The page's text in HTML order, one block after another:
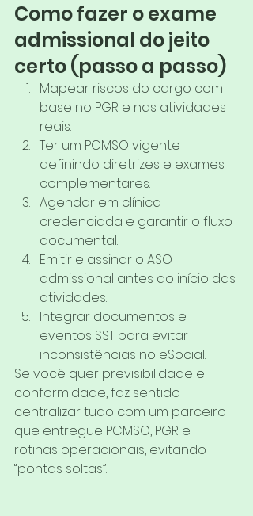
Como fazer o exame
admissional do jeito
certo (passo a passo)
Mapear riscos do cargo com
base no PGR e nas atividades
reais.
Ter um PCMSO vigente
definindo diretrizes e exames
complementares.
Agendar em clínica
credenciada e garantir o fluxo
documental.
Emitir e assinar o ASO
admissional antes do início das
atividades.
Integrar documentos e
eventos SST para evitar
inconsistências no eSocial.
Se você quer previsibilidade e
conformidade, faz sentido
centralizar tudo com um parceiro
que entregue PCMSO, PGR e
rotinas operacionais, evitando
“pontas soltas”.